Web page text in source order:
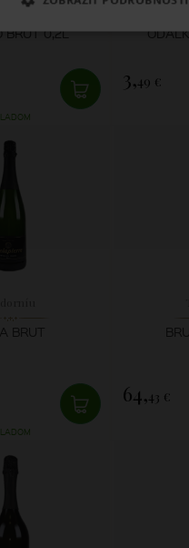
BENJAMÍN
BRUT 0,2L
3,49 €
BRUT
64,43 €